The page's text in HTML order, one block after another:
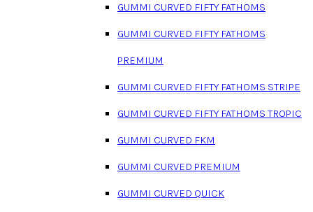
GUMMI CURVED FIFTY FATHOMS
GUMMI CURVED FIFTY FATHOMS
PREMIUM
GUMMI CURVED FIFTY FATHOMS STRIPE
GUMMI CURVED FIFTY FATHOMS TROPIC
GUMMI CURVED FKM
GUMMI CURVED PREMIUM
GUMMI CURVED QUICK